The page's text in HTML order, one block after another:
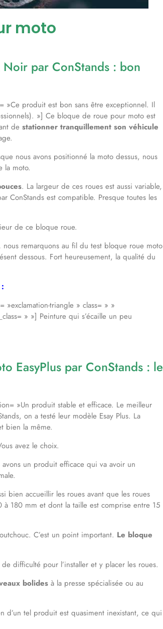
moto
par ConStands : bon
»Ce produit est bon sans être exceptionnel. Il
»] Ce bloque de roue pour moto est
de stationner tranquillement son véhicule
nous avons positionné la moto dessus, nous
la moto.
. La largeur de ces roues est aussi variable,
ConStands est compatible. Presque toutes les
de ce bloque roue.
remarquons au fil du test bloque roue moto
dessous. Fort heureusement, la qualité du
»exclamation-triangle » class= » »
» »] Peinture qui s’écaille un peu
EasyPlus par ConStands : le
»Un produit stable et efficace. Le meilleur
on a testé leur modèle Esay Plus. La
bien la même.
avez le choix.
un produit efficace qui va avoir un
bien accueillir les roues avant que les roues
180 mm et dont la taille est comprise entre 15
C’est un point important. Le bloque
difficulté pour l’installer et y placer les roues.
bolides à la presse spécialisée ou au
d’un tel produit est quasiment inexistant, ce qui